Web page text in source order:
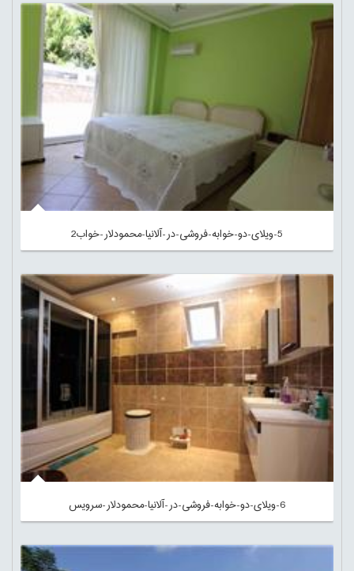
5-ویلای-دو-خوابه-فروشی-در-آلانیا-محمودلار-خواب2
6-ویلای-دو-خوابه-فروشی-در-آلانیا-محمودلار-سرویس